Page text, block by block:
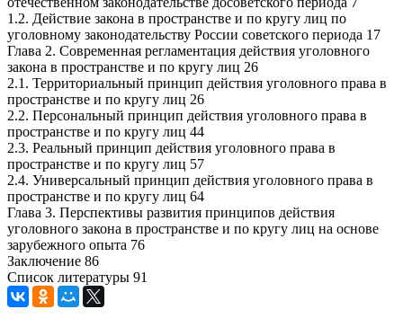
1.2. Действие закона в пространстве и по кругу лиц по
уголовному законодательству России советского периода 17
Глава 2. Современная регламентация действия уголовного
закона в пространстве и по кругу лиц 26
2.1. Территориальный принцип действия уголовного права в
пространстве и по кругу лиц 26
2.2. Персональный принцип действия уголовного права в
пространстве и по кругу лиц 44
2.3. Реальный принцип действия уголовного права в
пространстве и по кругу лиц 57
2.4. Универсальный принцип действия уголовного права в
пространстве и по кругу лиц 64
Глава 3. Перспективы развития принципов действия
уголовного закона в пространстве и по кругу лиц на основе
зарубежного опыта 76
Заключение 86
Список литературы 91